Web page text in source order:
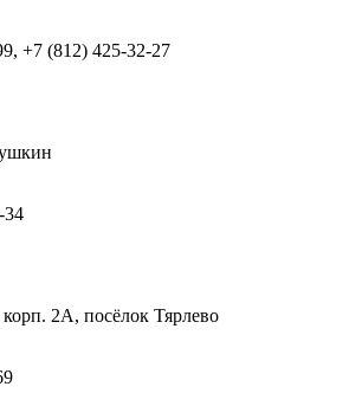
+7 (812) 425-32-27
34
2А, посёлок Тярлево